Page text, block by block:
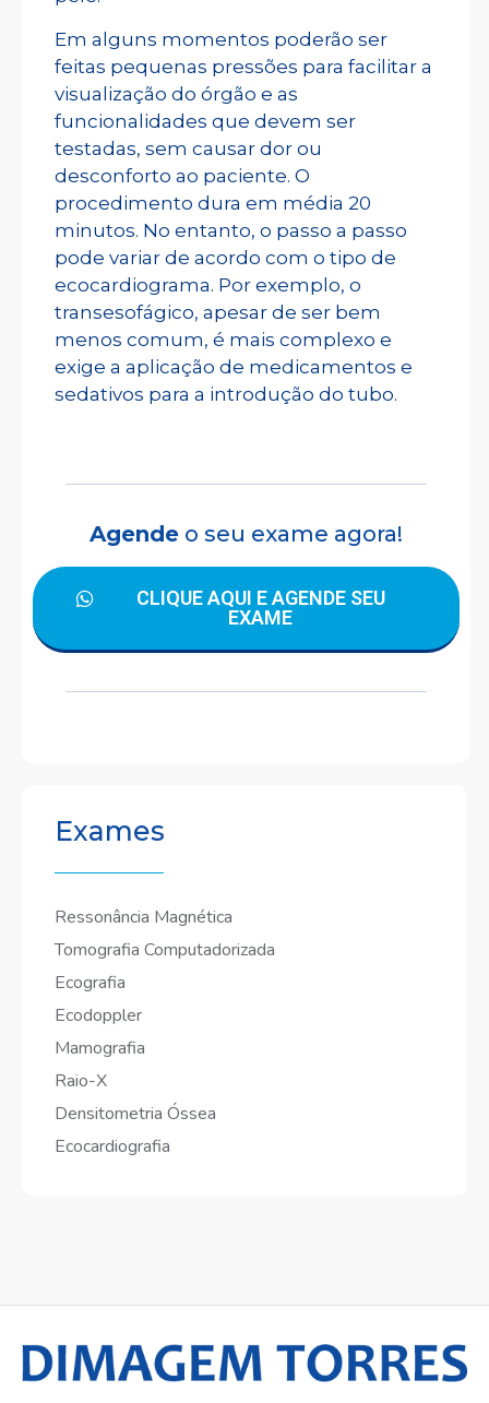
Em alguns momentos poderão ser
feitas pequenas pressões para facilitar a
visualização do órgão e as
funcionalidades que devem ser
testadas, sem causar dor ou
desconforto ao paciente. O
procedimento dura em média 20
minutos. No entanto, o passo a passo
pode variar de acordo com o tipo de
ecocardiograma. Por exemplo, o
transesofágico, apesar de ser bem
menos comum, é mais complexo e
exige a aplicação de medicamentos e
sedativos para a introdução do tubo.
Agende o seu exame agora!
CLIQUE AQUI E AGENDE SEU
EXAME
Exames
Ressonância Magnética
Tomografia Computadorizada
Ecografia
Ecodoppler
Mamografia
Raio-X
Densitometria Óssea
Ecocardiografia